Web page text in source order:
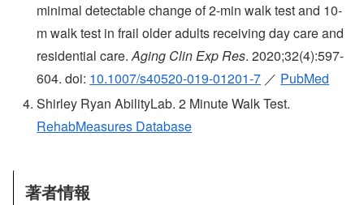
minimal detectable change of 2-min walk test and 10-
m walk test in frail older adults receiving day care and
residential care.Aging Clin Exp Res. 2020;32(4):597-
604. doi: 10.1007/s40520-019-01201-7 ／ PubMed
Shirley Ryan AbilityLab. 2 Minute Walk Test.
RehabMeasures Database
著者情報